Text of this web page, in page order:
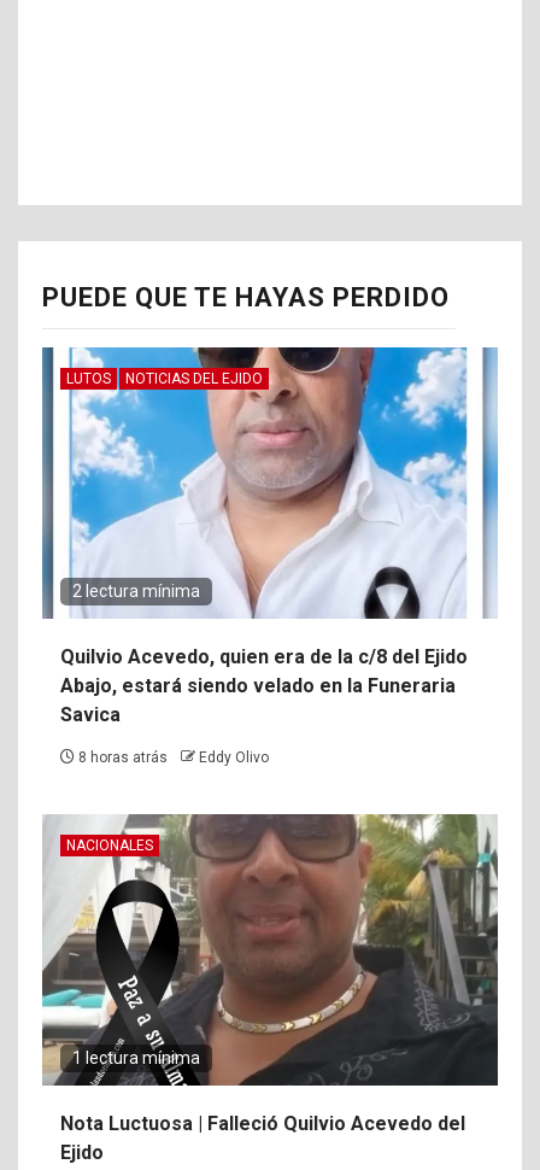
PUEDE QUE TE HAYAS PERDIDO
LUTOS NOTICIAS DEL EJIDO
2 lectura mínima
Quilvio Acevedo, quien era de la c/8 del Ejido
Abajo, estará siendo velado en la Funeraria
Savica
8 horas atrás Eddy Olivo
NACIONALES
1 lectura mínima
Nota Luctuosa | Falleció Quilvio Acevedo del
Ejido